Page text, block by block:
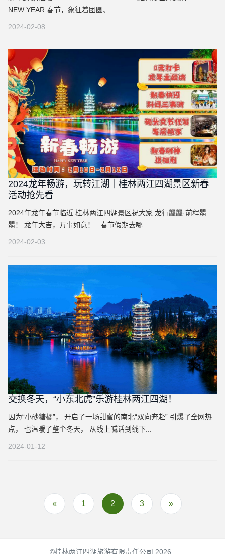
NEW YEAR 春节，象征着团圆、...
2024-02-08
2024龙年畅游，玩转江湖｜桂林两江四湖景区新春
活动抢先看
2024年龙年春节临近 桂林两江四湖景区祝大家 龙行龘龘·前程朤
朤！ 龙年大吉，万事如意！ 春节假期去哪...
2024-02-03
交换冬天，“小东北虎”乐游桂林两江四湖！
因为“小砂糖橘”， 开启了一场甜蜜的南北“双向奔赴” 引爆了全网热
点， 也温暖了整个冬天， 从线上喊话到线下...
2024-01-12
« 1 2 3 »
©桂林两江四湖旅游有限责任公司 2026